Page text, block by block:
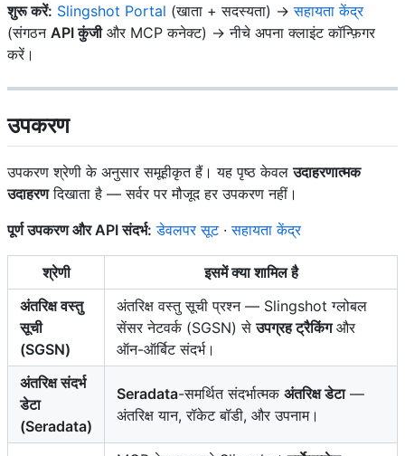
शुरू करें: Slingshot Portal (खाता + सदस्यता) →सहायता केंद्र
(संगठन API कुंजीऔर MCP कनेक्ट) → नीचे अपना क्लाइंट कॉन्फ़िगर
करें।
उपकरण
उपकरण श्रेणी के अनुसार समूहीकृत हैं। यह पृष्ठ केवलउदाहरणात्मक
उदाहरणदिखाता है — सर्वर पर मौजूद हर उपकरण नहीं।
पूर्ण उपकरण और API संदर्भ: डेवलपर सूट·सहायता केंद्र
श्रेणी
इसमें क्या शामिल है
अंतरिक्ष वस्तु
सूची
(SGSN)
अंतरिक्ष वस्तु सूची प्रश्न — Slingshot ग्लोबल
सेंसर नेटवर्क (SGSN) सेउपग्रह ट्रैकिंगऔर
ऑन-ऑर्बिट संदर्भ।
अंतरिक्ष संदर्भ
डेटा
(Seradata)
Seradata-समर्थित संदर्भात्मक अंतरिक्ष डेटा—
अंतरिक्ष यान, रॉकेट बॉडी, और उपनाम।